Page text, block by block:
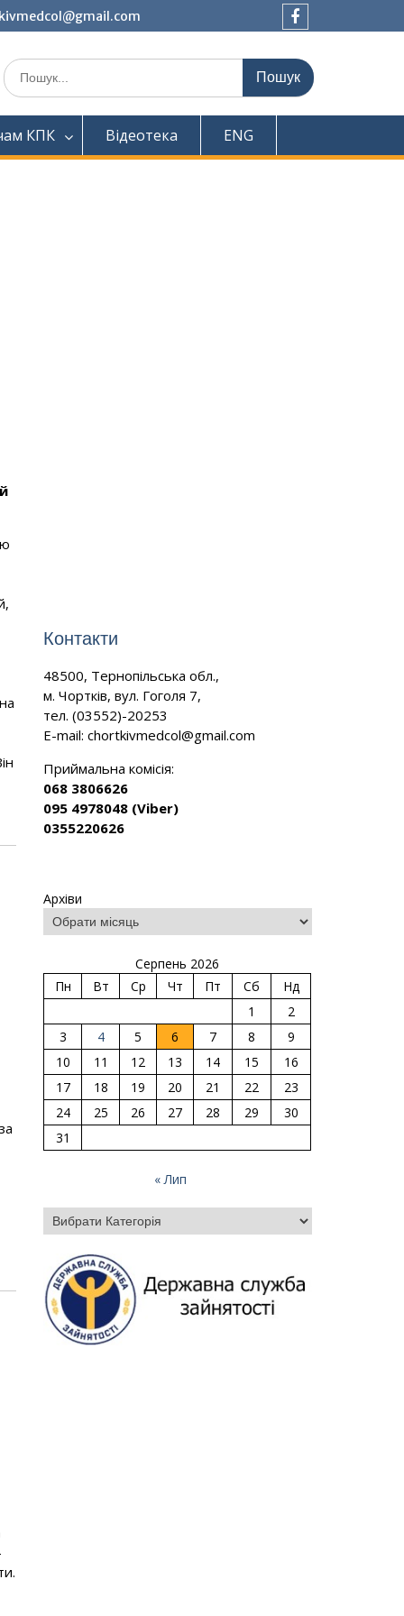
Шукати:
КПК Відеотека ENG
Контакти
48500, Тернопільська обл.,
м. Чортків, вул. Гоголя 7,
тел. (03552)-20253
E-mail:chortkivmedcol@gmail.com
Приймальна комісія:
068 3806626
095 4978048 (Viber)
0355220626
Архіви
Серпень 2026
Пн
Вт Ср Чт Пт Сб
Нд
1
2
3
4 5 6 7 8
9
10
11 12 13 14 15
16
17
18 19 20 21 22
23
24
25 26 27 28 29
30
31
« Лип
Категорії